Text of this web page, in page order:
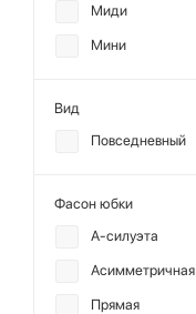
Миди
Мини
Вид
Повседневный
Фасон юбки
А-силуэта
Асимметричная
Прямая